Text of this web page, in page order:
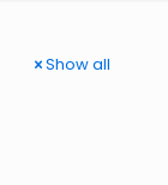
Show all